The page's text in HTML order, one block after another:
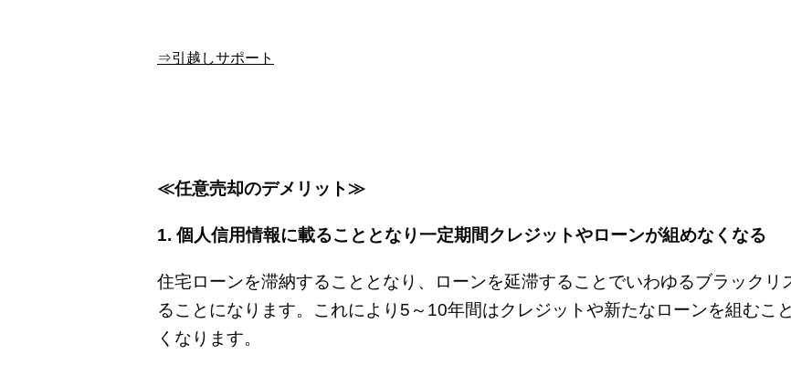
⇒引越しサポート
≪任意売却のデメリット≫
1. 個人信用情報に載ることとなり一定期間クレジットやローンが組めなくなる
住宅ローンを滞納することとなり、ローンを延滞することでいわゆるブラックリ
ることになります。これにより5～10年間はクレジットや新たなローンを組むこ
くなります。